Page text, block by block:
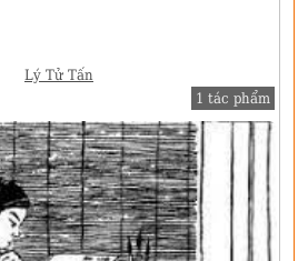
Lý Tử Tấn
1 tác phẩm